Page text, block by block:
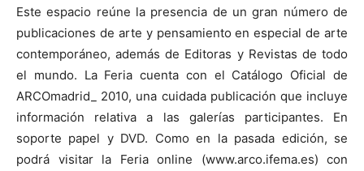
Este espacio reúne la presencia de un gran número de
publicaciones de arte y pensamiento en especial de arte
contemporáneo, además de Editoras y Revistas de todo
el mundo. La Feria cuenta con el Catálogo Oficial de
ARCOmadrid_ 2010, una cuidada publicación que incluye
información relativa a las galerías participantes. En
soporte papel y DVD. Como en la pasada edición, se
podrá visitar la Feria online (www.arco.ifema.es) con